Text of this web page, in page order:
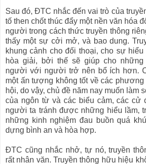
Sau đó, ĐTC nhắc đến vai trò của
tố then chốt thúc đẩy một nền văn hóa
người trong cách thức truyền thông
thấy một sự cởi mở, và bao dung.
khung cảnh cho đối thoại, cho sự
hòa giải, bởi thế sẽ giúp cho
người với người trở nên bổ ích hơn.
một ấn tượng không tốt về các phương
hội, do vậy, chủ đề năm nay muốn làm
của ngôn từ và các biểu cảm, các cử
người ta tránh được những hiểu lầm,
những kinh nghiệm đau buồn quá
dựng bình an và hòa hợp.
ĐTC cũng nhắc nhở, tự nó, truyền
rất nhân văn. Truyền thông hữu hiệu